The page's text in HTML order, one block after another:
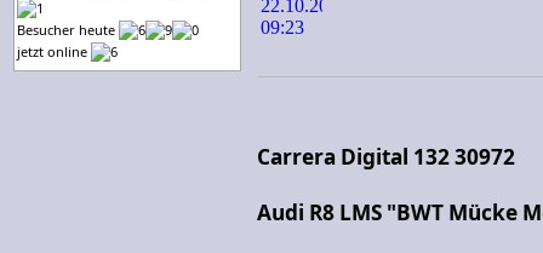
Besucher heute
jetzt online
Carrera Digital 132 30972
Audi R8 LMS "BWT Mücke